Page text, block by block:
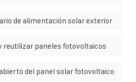
de alimentación solar exterior
reutilizar paneles fotovoltaicos
del panel solar fotovoltaico